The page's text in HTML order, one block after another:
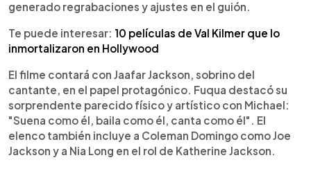
generado regrabaciones y ajustes en el guión.
Te puede interesar: 10 películas de Val Kilmer que lo
inmortalizaron en Hollywood
El filme contará con Jaafar Jackson, sobrino del
cantante, en el papel protagónico. Fuqua destacó su
sorprendente parecido físico y artístico con Michael:
"Suena como él, baila como él, canta como él". El
elenco también incluye a Coleman Domingo como Joe
Jackson y a Nia Long en el rol de Katherine Jackson.